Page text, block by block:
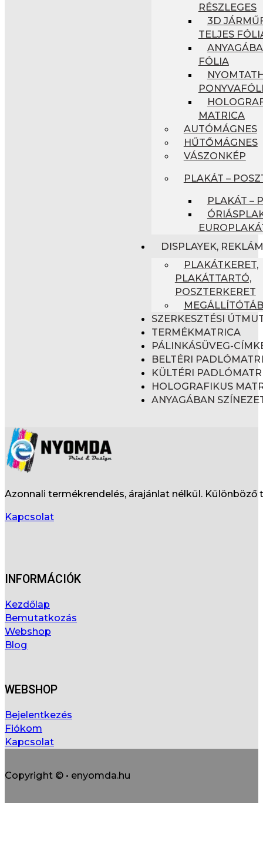
RÉSZLEGES
3D
TELJES
FÓLIA
MATRICA
AUTÓMÁGNES
HŰTŐMÁGNES
VÁSZONKÉP
PLAKÁT –
PLAKÁT –
DISPLAYEK,
PLAKÁTKERET,
PLAKÁTTARTÓ,
POSZTERKERET
SZERKESZTÉSI
TERMÉKMATRICA
PÁLINKÁSÜVEG-
BELTÉRI
KÜLTÉRI
HOLOGRAFIKUS
ANYAGÁBAN
Azonnali termékrendelés, árajánlat nélkül.
Kapcsolat
INFORMÁCIÓK
Kezdőlap
Bemutatkozás
Webshop
Blog
WEBSHOP
Bejelentkezés
Fiókom
Kapcsolat
Copyright © • enyomda.hu